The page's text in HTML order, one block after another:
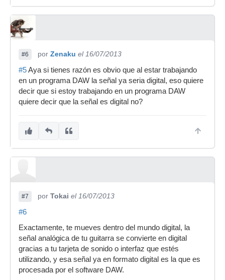
#6 por Zenaku el 16/07/2013
#5Aya si tienes razón es obvio que al estar trabajando
en un programa DAW la señal ya seria digital, eso quiere
decir que si estoy trabajando en un programa DAW
quiere decir que la señal es digital no?
#7 por Tokai el 16/07/2013
#6
Exactamente, te mueves dentro del mundo digital, la
señal analógica de tu guitarra se convierte en digital
gracias a tu tarjeta de sonido o interfaz que estés
utilizando, y esa señal ya en formato digital es la que es
procesada por el software DAW.